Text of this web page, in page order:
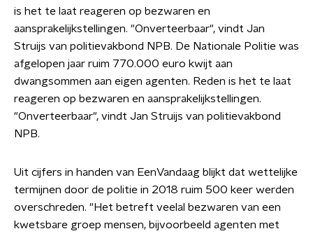
is het te laat reageren op bezwaren en
aansprakelijkstellingen. "Onverteerbaar", vindt Jan
Struijs van politievakbond NPB. De Nationale Politie was
afgelopen jaar ruim 770.000 euro kwijt aan
dwangsommen aan eigen agenten. Reden is het te laat
reageren op bezwaren en aansprakelijkstellingen.
"Onverteerbaar", vindt Jan Struijs van politievakbond
NPB.
Uit cijfers in handen van EenVandaag blijkt dat wettelijke
termijnen door de politie in 2018 ruim 500 keer werden
overschreden. "Het betreft veelal bezwaren van een
kwetsbare groep mensen, bijvoorbeeld agenten met